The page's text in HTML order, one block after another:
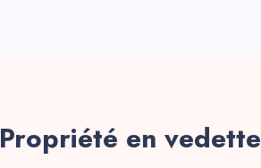
Propriété en vedette